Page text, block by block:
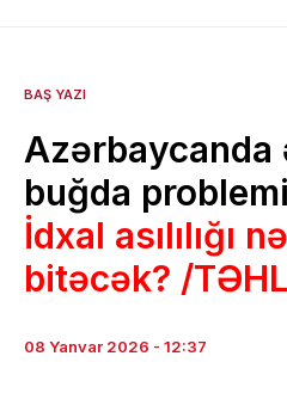
BAŞ YAZI
Azərbaycanda
buğda
İdxal asılılığı
bitəcək? /
08 Yanvar 2026 - 12:37